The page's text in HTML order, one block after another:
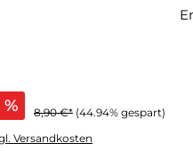
% 8,90 €* (44.94% gespart)
Versandkosten